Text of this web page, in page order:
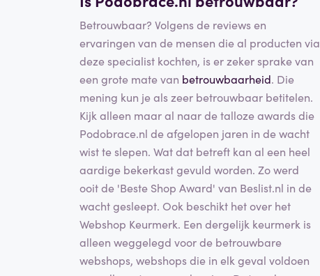
Betrouwbaar? Volgens de reviews en
ervaringen van de mensen die al producten via
deze specialist kochten, is er zeker sprake van
een grote mate van betrouwbaarheid. Die
mening kun je als zeer betrouwbaar betitelen.
Kijk alleen maar al naar de talloze awards die
Podobrace.nl de afgelopen jaren in de wacht
wist te slepen. Wat dat betreft kan al een heel
aardige bekerkast gevuld worden. Zo werd
ooit de 'Beste Shop Award' van Beslist.nl in de
wacht gesleept. Ook beschikt het over het
Webshop Keurmerk. Een dergelijk keurmerk is
alleen weggelegd voor de betrouwbare
webshops, webshops die in elk geval voldoen